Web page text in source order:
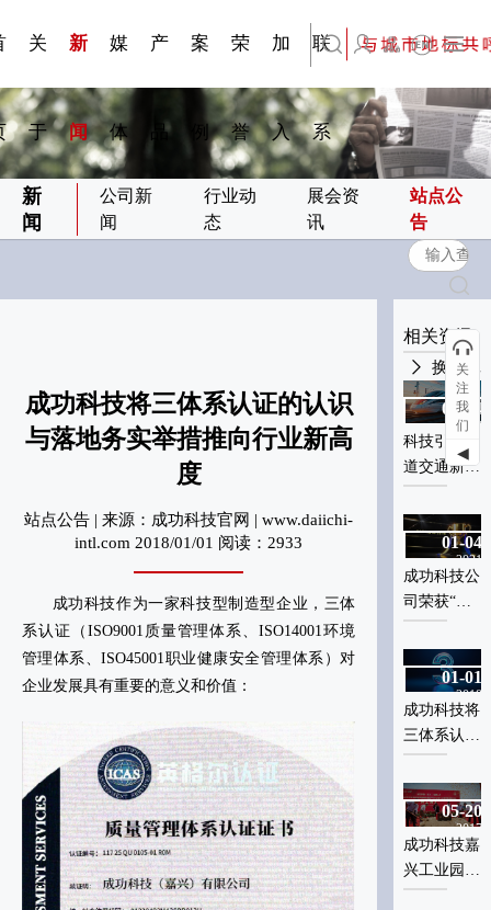
关
于
新
闻
媒
体
产
品
案
例
荣
誉
加
入
常见问题FAQ
联
系
English
新
闻
公司新
闻
行业动
态
展会资
讯
站点公
告
成功科技将三体系认证的认识
与落地务实举措推向行业新高
度
站点公告 | 来源：成功科技官网 | www.daiichi-
intl.com 2018/01/01 阅读：2933
成功科技作为一家科技型制造型企业，三体
系认证（ISO9001质量管理体系、ISO14001环境
管理体系、ISO45001职业健康安全管理体系）对
企业发展具有重要的意义和价值：
相关资讯
科技引领轨
属蜂窝板应
司荣获“高
新技术企
业”认定 科
地务实举措
推向行业新
高度
成功科技嘉
兴工业园盛
大开工奠基
01-04
2024
科技引领轨
道交通新材
料革命：金
属蜂窝板应
用实现跨越
式突破
01-04
2021
成功科技公
司荣获“高
新技术企
业”认定 科
技创新实力
再获认可
01-01
2018
成功科技将
三体系认证
的认识与落
地务实举措
推向行业新
高度
05-20
2017
成功科技嘉
兴工业园盛
大开工奠基
换一批
关
注
我
们
◀